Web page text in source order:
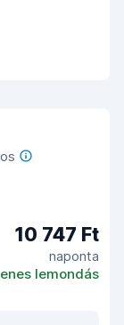
10 747 Ft
naponta
lemondás